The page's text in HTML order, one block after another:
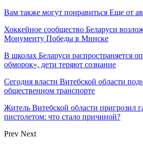
Вам также могут понравиться Еще от
Хоккейное сообщество Беларуси
Монументу Победы в Минске
В школах Беларуси распространяется
обморок», дети теряют сознание
Сегодня власти Витебской области
общественном транспорте
Житель Витебской области пригрозил
пистолетом: что стало причиной?
Prev Next